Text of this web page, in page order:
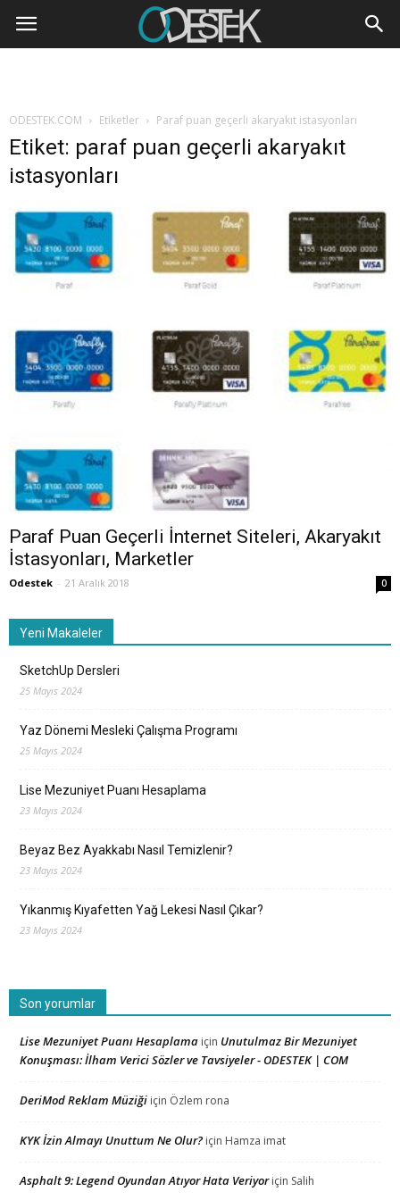
ODESTEK.COM Etiketler Paraf puan geçerli akaryakıt istasyonları
Etiket: paraf puan geçerli akaryakıt
istasyonları
Paraf Puan Geçerli İnternet Siteleri, Akaryakıt
İstasyonları, Marketler
Odestek - 21 Aralık 2018 0
Yeni Makaleler
SketchUp Dersleri
25 Mayıs 2024
Yaz Dönemi Mesleki Çalışma Programı
25 Mayıs 2024
Lise Mezuniyet Puanı Hesaplama
23 Mayıs 2024
Beyaz Bez Ayakkabı Nasıl Temizlenir?
23 Mayıs 2024
Yıkanmış Kıyafetten Yağ Lekesi Nasıl Çıkar?
23 Mayıs 2024
Son yorumlar
Lise Mezuniyet Puanı Hesaplama için Unutulmaz Bir Mezuniyet
Konuşması: İlham Verici Sözler ve Tavsiyeler - ODESTEK | COM
DeriMod Reklam Müziği için Özlem rona
KYK İzin Almayı Unuttum Ne Olur? için Hamza imat
Asphalt 9: Legend Oyundan Atıyor Hata Veriyoriçin Salih